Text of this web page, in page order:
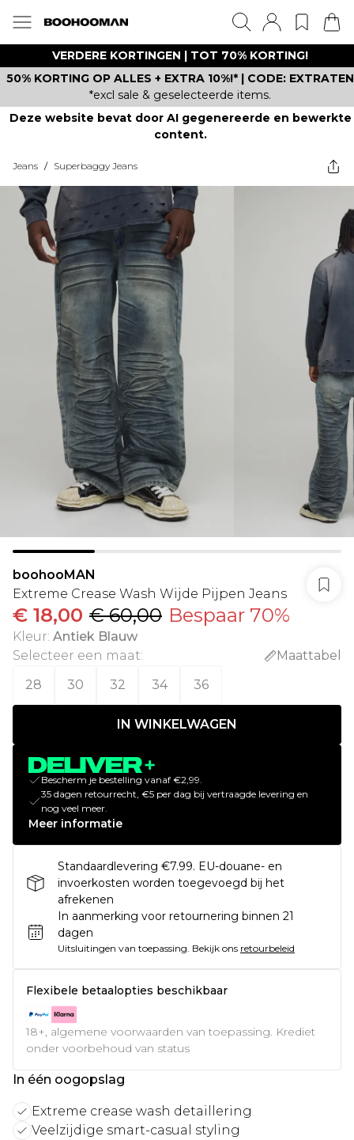
VERDERE KORTINGEN | TOT 70% KORTING!
50% KORTING OP ALLES + EXTRA 10%!* | CODE: EXTRATEN
*excl sale & geselecteerde items.
Deze website bevat door AI gegenereerde en bewerkte
content.
Jeans / Superbaggy Jeans
boohooMAN
Extreme Crease Wash Wijde Pijpen Jeans
€ 18,00 € 60,00 Bespaar 70%
Kleur: Antiek Blauw
Selecteer een maat:
Maattabel
28
30 32 34 36
IN WINKELWAGEN
Bescherm je bestelling vanaf €2,99.
35 dagen retourrecht, €5 per dag bij vertraagde levering en
nog veel meer.
Meer informatie
Standaardlevering €7.99. EU-douane- en
invoerkosten worden toegevoegd bij het
afrekenen
In aanmerking voor retournering binnen 21
dagen
Uitsluitingen van toepassing. Bekijk ons retourbeleid
Flexibele betaalopties beschikbaar
18+, algemene voorwaarden van toepassing. Krediet
onder voorbehoud van status
In één oogopslag
Extreme crease wash detaillering
Veelzijdige smart-casual styling